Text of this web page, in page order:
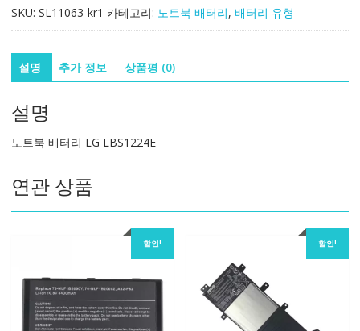
터
LG
LBS1224E
량
SKU: SL11063-kr1 카테고리: 노트북 배터리, 배터리 유형
설명 추가 정보 상품평 (0)
설명
노트북 배터리 LG LBS1224E
연관 상품
할인! 할인!